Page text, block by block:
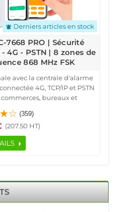
notifications_active Derniers articles en stock
7668 PRO | Sécurité
4G - PSTN | 8 zones de
868 MHz FSK
avec la centrale d'alarme
4G, TCP/IP et PSTN
bureaux et
de protection, elle offre
contre les intrusions et
prend en charge les
assurant une installation
de piratage, elle
(359)
(207.50 HT)